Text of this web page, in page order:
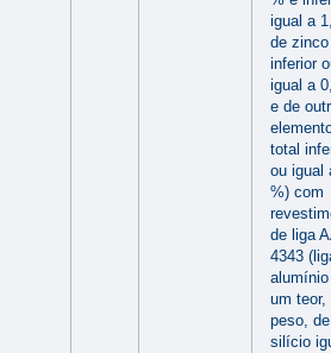
igual a
de zinco
inferior
igual a
e de
total
ou igual
%) com
de liga
4343
um teor,
peso, de
silício